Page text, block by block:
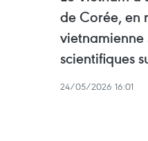
de Corée, en
vietnamienne
scientifiques
24/05/2026 16:01